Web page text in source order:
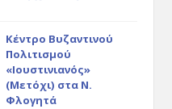
Κέντρο Βυζαντινού
Πολιτισμού
«Ιουστινιανός»
(Μετόχι) στα Ν.
Φλογητά